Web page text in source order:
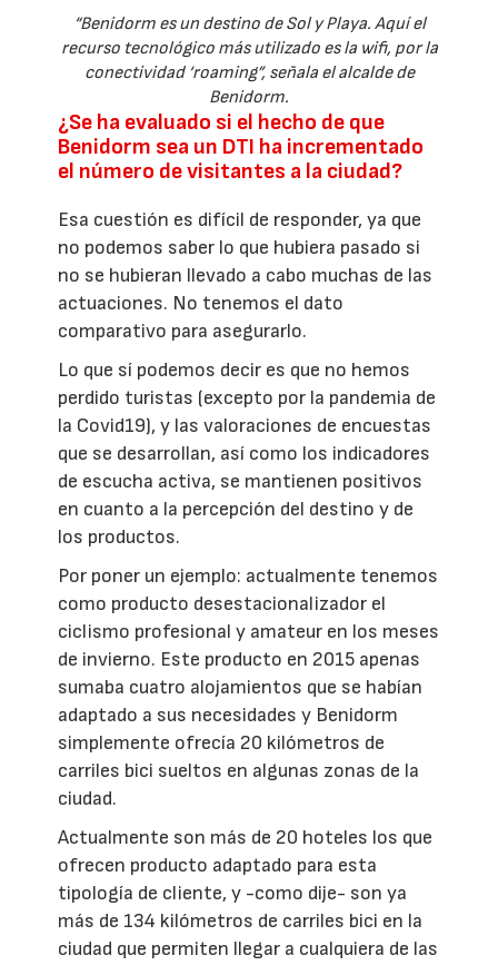
“Benidorm es un destino de Sol y Playa. Aquí el
recurso tecnológico más utilizado es la wifi, por la
conectividad ‘roaming”, señala el alcalde de
Benidorm.
¿Se ha evaluado si el hecho de que
Benidorm sea un DTI ha incrementado
el número de visitantes a la ciudad?
Esa cuestión es difícil de responder, ya que
no podemos saber lo que hubiera pasado si
no se hubieran llevado a cabo muchas de las
actuaciones. No tenemos el dato
comparativo para asegurarlo.
Lo que sí podemos decir es que no hemos
perdido turistas (excepto por la pandemia de
la Covid19), y las valoraciones de encuestas
que se desarrollan, así como los indicadores
de escucha activa, se mantienen positivos
en cuanto a la percepción del destino y de
los productos.
Por poner un ejemplo: actualmente tenemos
como producto desestacionalizador el
ciclismo profesional y amateur en los meses
de invierno. Este producto en 2015 apenas
sumaba cuatro alojamientos que se habían
adaptado a sus necesidades y Benidorm
simplemente ofrecía 20 kilómetros de
carriles bici sueltos en algunas zonas de la
ciudad.
Actualmente son más de 20 hoteles los que
ofrecen producto adaptado para esta
tipología de cliente, y -como dije- son ya
más de 134 kilómetros de carriles bici en la
ciudad que permiten llegar a cualquiera de las